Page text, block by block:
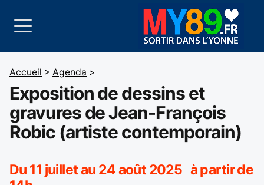
Accueil > Agenda >
Exposition de dessins et
gravures de Jean-François
Robic (artiste contemporain)
Du 11 juillet au 24 août 2025 à partir de